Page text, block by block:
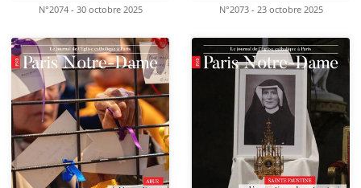
N°2074 - 30 octobre 2025 N°2073 - 23 octobre 2025